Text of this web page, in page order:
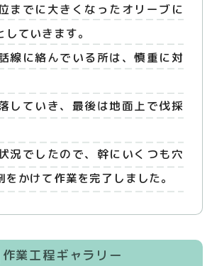
までに大きくなったオリーブに
ていきます。
線に絡んでいる所は、慎重に対
していき、最後は地面上で伐採
況でしたので、幹にいくつも穴
かけて作業を完了しました。
作業工程ギャラリー